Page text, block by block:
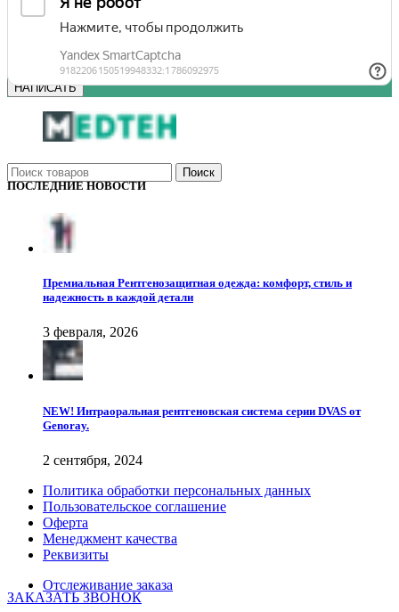
Поиск
ПОСЛЕДНИЕ НОВОСТИ
Премиальная Рентгенозащитная одежда: комфорт, стиль и
надежность в каждой детали
3 февраля, 2026
NEW! Интраоральная рентгеновская система серии DVAS от
Genoray.
2 сентября, 2024
Политика обработки персональных данных
Пользовательское соглашение
Оферта
Менеджмент качества
Реквизиты
Отслеживание заказа
ЗАКАЗАТЬ ЗВОНОК